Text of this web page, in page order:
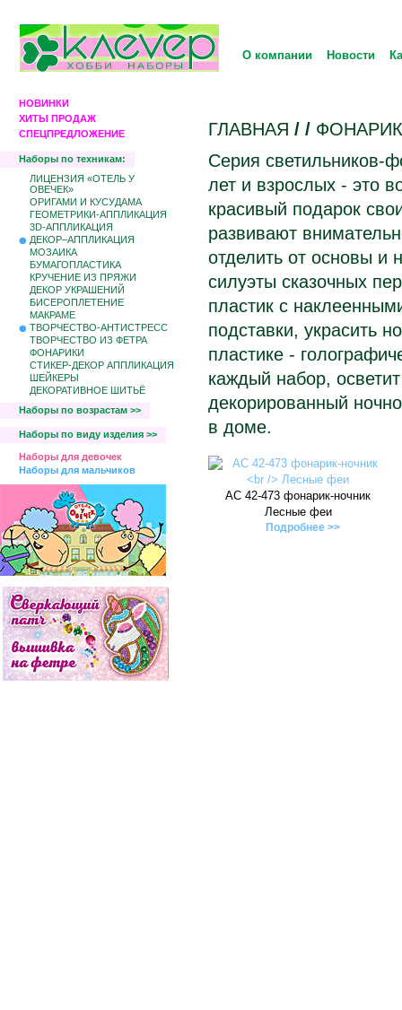
О компании Новости
НОВИНКИ
ХИТЫ ПРОДАЖ
СПЕЦПРЕДЛОЖЕНИЕ
Наборы по техникам:
ЛИЦЕНЗИЯ «ОТЕЛЬ У
ОВЕЧЕК»
ОРИГАМИ И КУСУДАМА
ГЕОМЕТРИКИ-АППЛИКАЦИЯ
3D-АППЛИКАЦИЯ
ДЕКОР–АППЛИКАЦИЯ
МОЗАИКА
БУМАГОПЛАСТИКА
КРУЧЕНИЕ ИЗ ПРЯЖИ
ДЕКОР УКРАШЕНИЙ
БИCЕРОПЛЕТЕНИЕ
МАКРАМЕ
ТВОРЧЕСТВО-АНТИСТРЕСС
ТВОРЧЕСТВО ИЗ ФЕТРА
ФОНАРИКИ
СТИКЕР-ДЕКОР АППЛИКАЦИЯ
ШЕЙКЕРЫ
ДЕКОРАТИВНОЕ ШИТЬЁ
Наборы по возрастам >>
Наборы по виду изделия >>
Наборы для девочек
Наборы для мальчиков
ГЛАВНАЯ / /
Серия светильников-
лет и взрослых - это
красивый подарок
развивают
отделить от основы и
силуэты сказочных
пластик с
подставки, украсить
пластике -
каждый набор,
декорированный
в доме.
АС 42-473 фонарик-ночник
Лесные феи
Подробнее >>